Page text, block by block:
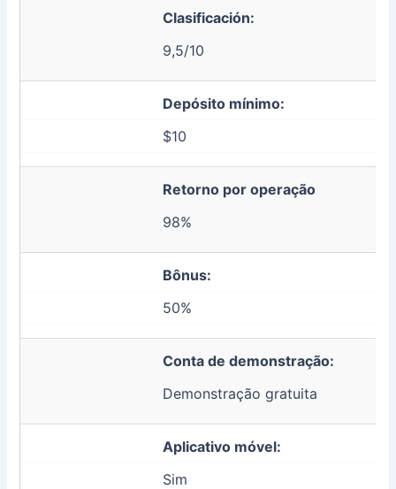
Clasificación:
9,5/10
Depósito mínimo:
$10
Retorno por operação
98%
Bônus:
50%
Conta de demonstração:
Demonstração gratuita
Aplicativo móvel:
Sim